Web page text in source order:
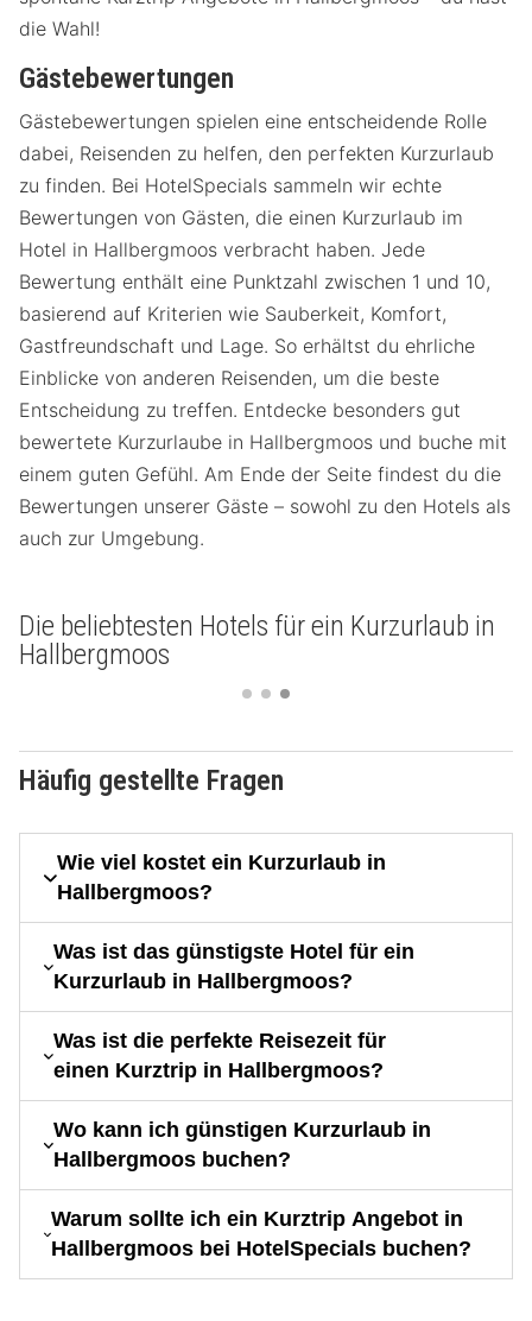
die Wahl!
Gästebewertungen
Gästebewertungen spielen eine entscheidende Rolle
dabei, Reisenden zu helfen, den perfekten Kurzurlaub
zu finden. Bei HotelSpecials sammeln wir echte
Bewertungen von Gästen, die einen Kurzurlaub im
Hotel in Hallbergmoos verbracht haben. Jede
Bewertung enthält eine Punktzahl zwischen 1 und 10,
basierend auf Kriterien wie Sauberkeit, Komfort,
Gastfreundschaft und Lage. So erhältst du ehrliche
Einblicke von anderen Reisenden, um die beste
Entscheidung zu treffen. Entdecke besonders gut
bewertete Kurzurlaube in Hallbergmoos und buche mit
einem guten Gefühl. Am Ende der Seite findest du die
Bewertungen unserer Gäste – sowohl zu den Hotels als
auch zur Umgebung.
Die beliebtesten Hotels für ein Kurzurlaub in
Hallbergmoos
Häufig gestellte Fragen
Wie viel kostet ein Kurzurlaub in
Hallbergmoos?
Was ist das günstigste Hotel für ein
Kurzurlaub in Hallbergmoos?
Was ist die perfekte Reisezeit für
einen Kurztrip in Hallbergmoos?
Wo kann ich günstigen Kurzurlaub in
Hallbergmoos buchen?
Warum sollte ich ein Kurztrip Angebot in
Hallbergmoos bei HotelSpecials buchen?